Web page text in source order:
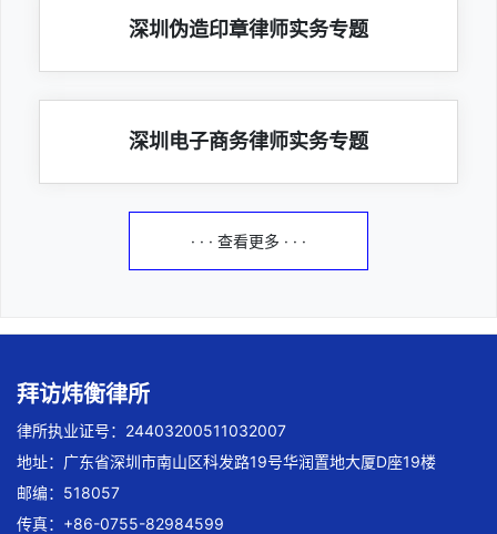
深圳伪造印章律师实务专题
深圳电子商务律师实务专题
· · · 查看更多 · · ·
拜访炜衡律所
律所执业证号：24403200511032007
地址：广东省深圳市南山区科发路19号华润置地大厦D座19楼
邮编：518057
传真：+86-0755-82984599